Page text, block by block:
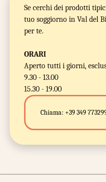
Se cerchi dei prodotti
tuo soggiorno in Val del
per te.
ORARI
Aperto tutti i giorni,
9.30 - 13.00
15.30 - 19.00
Chiama: +39 349